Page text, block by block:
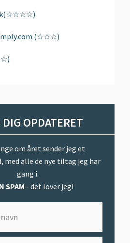
(☆☆☆)
OPDATERET
om året sender jeg et
med alle de nye tiltag jeg har
gang i.
SPAM - det lover jeg!